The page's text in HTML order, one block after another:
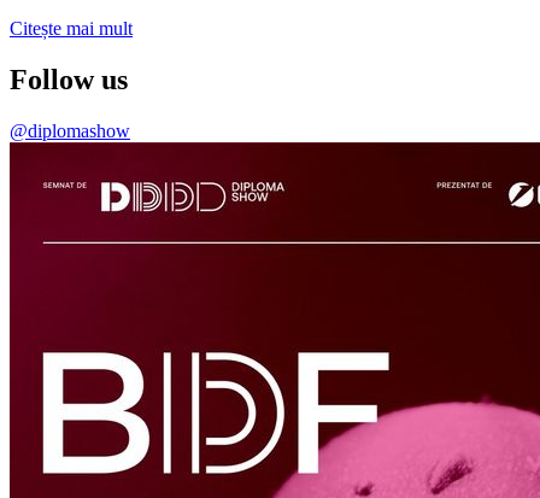
Citește mai mult
Follow us
@diplomashow